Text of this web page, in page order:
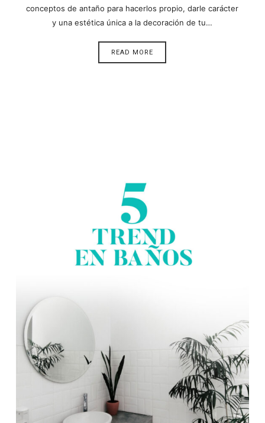
conceptos de antaño para hacerlos propio, darle carácter
y una estética única a la decoración de tu…
READ MORE